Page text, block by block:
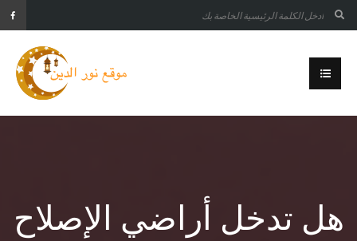
هل تدخل أراضي الإصلاح